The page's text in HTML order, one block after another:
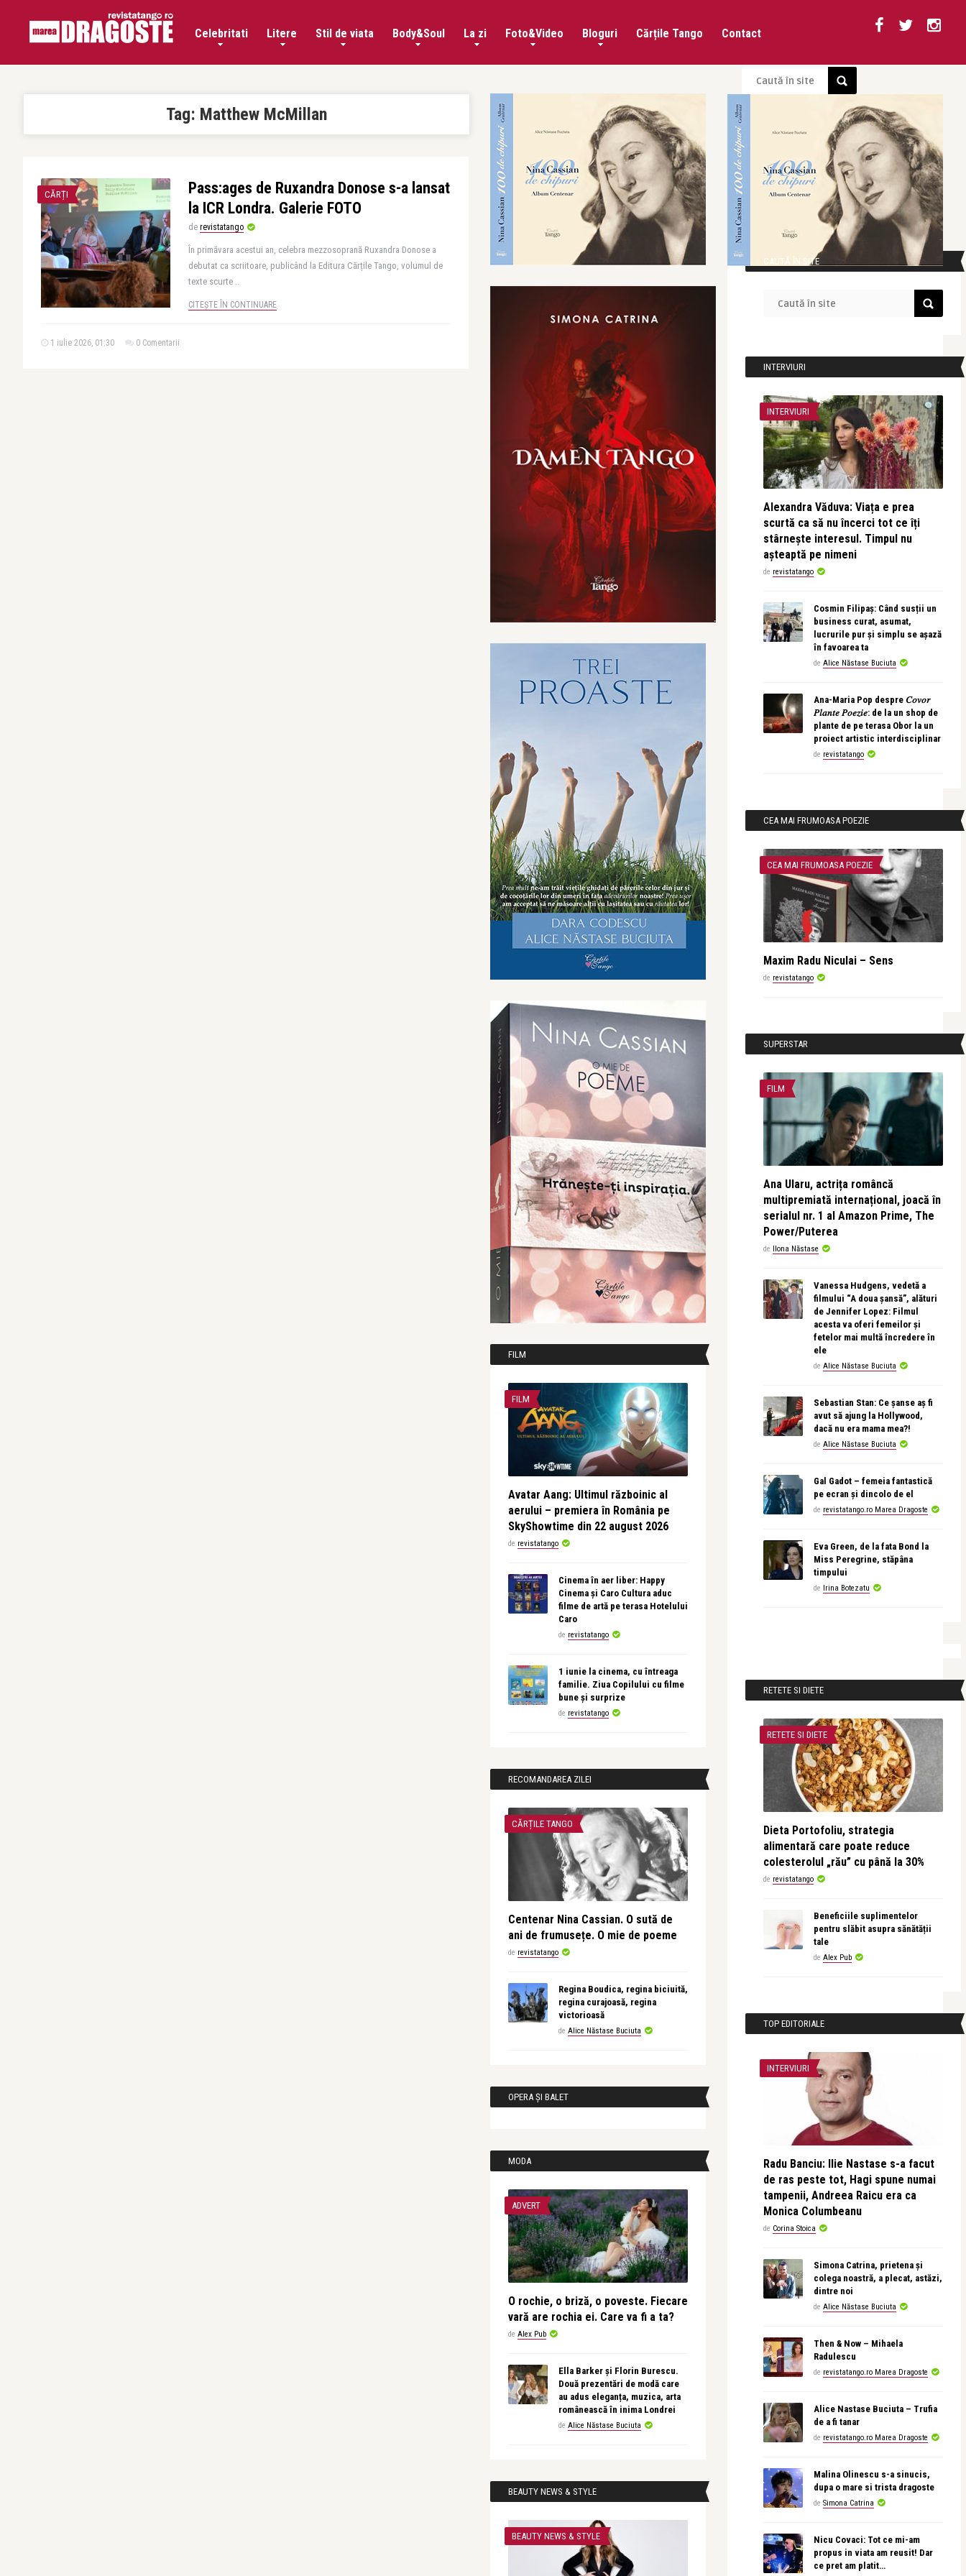
Celebritati Litere Stil de viata Body&Soul La zi Foto&Video Bloguri Cărțile Tango Contact
Tag: Matthew McMillan
CĂRȚI
Pass:ages de Ruxandra Donose s-a lansat
la ICR Londra. Galerie FOTO
de revistatango
În primăvara acestui an, celebra mezzosoprană Ruxandra Donose a
debutat ca scriitoare, publicând la Editura Cărțile Tango, volumul de
texte scurte ..
CITEȘTE ÎN CONTINUARE
1 iulie 2026, 01:30 0 Comentarii
FILM
FILM
Avatar Aang: Ultimul războinic al
aerului – premiera în România pe
SkyShowtime din 22 august 2026
de revistatango
Cinema în aer liber: Happy
Cinema și Caro Cultura aduc
filme de artă pe terasa Hotelului
Caro
de revistatango
1 iunie la cinema, cu întreaga
familie. Ziua Copilului cu filme
bune și surprize
de revistatango
RECOMANDAREA ZILEI
CĂRȚILE TANGO
Centenar Nina Cassian. O sută de
ani de frumusețe. O mie de poeme
de revistatango
Regina Boudica, regina biciuită,
regina curajoasă, regina
victorioasă
de Alice Năstase Buciuta
OPERA ȘI BALET
MODA
ADVERT
O rochie, o briză, o poveste. Fiecare
vară are rochia ei. Care va fi a ta?
de Alex Pub
Ella Barker și Florin Burescu.
Două prezentări de modă care
au adus eleganța, muzica, arta
românească în inima Londrei
de Alice Năstase Buciuta
BEAUTY NEWS & STYLE
BEAUTY NEWS & STYLE
CAUTĂ ÎN SITE
INTERVIURI
INTERVIURI
Alexandra Văduva: Viața e prea
scurtă ca să nu încerci tot ce îți
stârnește interesul. Timpul nu
așteaptă pe nimeni
de revistatango
Cosmin Filipaș: Când susții un
business curat, asumat,
lucrurile pur și simplu se așază
în favoarea ta
de Alice Năstase Buciuta
Ana-Maria Pop despre 𝐶𝑜𝑣𝑜𝑟
𝑃𝑙𝑎𝑛𝑡𝑒 𝑃𝑜𝑒𝑧𝑖𝑒: de la un shop de
plante de pe terasa Obor la un
proiect artistic interdisciplinar
de revistatango
CEA MAI FRUMOASA POEZIE
CEA MAI FRUMOASA POEZIE
Maxim Radu Niculai – Sens
de revistatango
SUPERSTAR
FILM
Ana Ularu, actrița româncă
multipremiată internațional, joacă în
serialul nr. 1 al Amazon Prime, The
Power/Puterea
de Ilona Năstase
Vanessa Hudgens, vedetă a
filmului “A doua șansă”, alături
de Jennifer Lopez: Filmul
acesta va oferi femeilor și
fetelor mai multă încredere în
ele
de Alice Năstase Buciuta
Sebastian Stan: Ce șanse aș fi
avut să ajung la Hollywood,
dacă nu era mama mea?!
de Alice Năstase Buciuta
Gal Gadot – femeia fantastică
pe ecran și dincolo de el
de revistatango.ro Marea Dragoste
Eva Green, de la fata Bond la
Miss Peregrine, stăpâna
timpului
de Irina Botezatu
RETETE SI DIETE
RETETE SI DIETE
Dieta Portofoliu, strategia
alimentară care poate reduce
colesterolul „rău” cu până la 30%
de revistatango
Beneficiile suplimentelor
pentru slăbit asupra sănătății
tale
de Alex Pub
TOP EDITORIALE
INTERVIURI
Radu Banciu: Ilie Nastase s-a facut
de ras peste tot, Hagi spune numai
tampenii, Andreea Raicu era ca
Monica Columbeanu
de Corina Stoica
Simona Catrina, prietena și
colega noastră, a plecat, astăzi,
dintre noi
de Alice Năstase Buciuta
Then & Now – Mihaela
Radulescu
de revistatango.ro Marea Dragoste
Alice Nastase Buciuta – Trufia
de a fi tanar
de revistatango.ro Marea Dragoste
Malina Olinescu s-a sinucis,
dupa o mare si trista dragoste
de Simona Catrina
Nicu Covaci: Tot ce mi-am
propus in viata am reusit! Dar
ce pret am platit…